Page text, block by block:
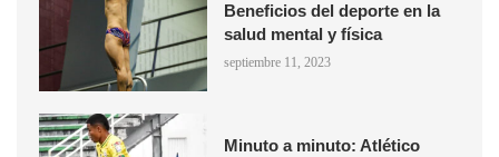
Beneficios del deporte en la
salud mental y física
septiembre 11, 2023
Minuto a minuto: Atlético